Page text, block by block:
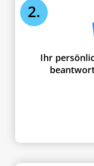
Ihr
2.